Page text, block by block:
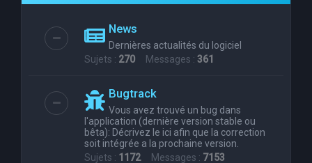
News
Dernières actualités du logiciel
Sujets : 270 Messages : 361
Bugtrack
Vous avez trouvé un bug dans
l'application (dernière version stable ou
bêta): Décrivez le ici afin que la correction
soit intégrée a la prochaine version.
Sujets : 1172Messages : 7153